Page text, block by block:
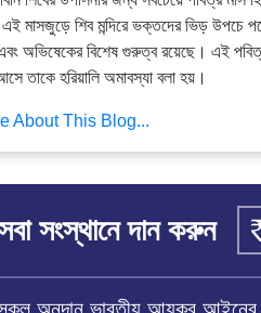
এই মাসজুড়ে শিব মন্দিরে ভক্তদের ভিড় উপচে
অভিষেকের বিশেষ গুরুত্ব রয়েছে। এই
তাকে হরিয়ালি অমাবস্যা বলা হয়।
About This Blog...
সংস্থানে দান করুন